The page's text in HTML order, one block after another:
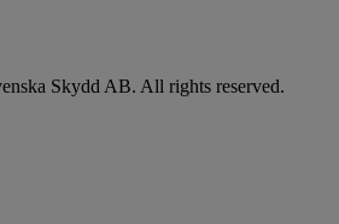
Skydd AB. All rights reserved.